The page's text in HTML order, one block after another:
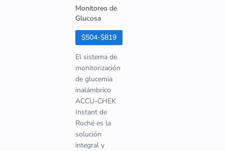
Monitoreo de
Glucosa
$504-$819
El sistema de
monitorización
de glucemia
inalámbrico
ACCU-CHEK
Instant de
Roché es la
solución
integral y